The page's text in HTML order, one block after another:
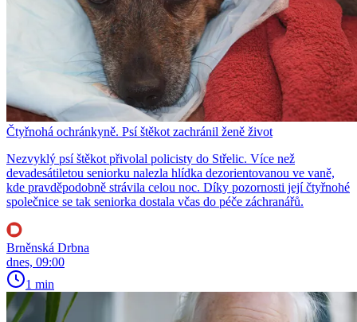
Čtyřnohá ochránkyně. Psí štěkot zachránil ženě život
Nezvyklý psí štěkot přivolal policisty do Střelic. Více než
devadesátiletou seniorku nalezla hlídka dezorientovanou ve vaně,
kde pravděpodobně strávila celou noc. Díky pozornosti její čtyřnohé
společnice se tak seniorka dostala včas do péče záchranářů.
Brněnská Drbna
dnes, 09:00
1 min